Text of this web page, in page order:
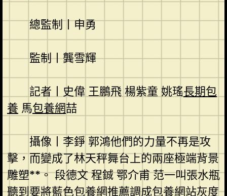
總監制丨申勇
監制丨龔雪輝
記者丨史偉 王鵬飛 楊紫童 姚瑤長期包
養 馬包養網喆
攝像丨李錚 郭鴻他們的力量不再是攻
擊，而變成了林天秤舞台上的兩座極端背景
雕塑**。 段德文 程鋮 鄂介甫 范一叫張水瓶
聽到要將藍色包養網推薦調成包養網站灰度